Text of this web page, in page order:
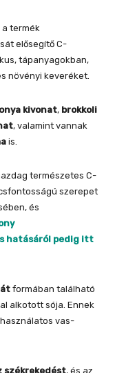
termék
elősegítő C-
tápanyagokban,
növényi keveréket.
kivonat, brokkoli
, valamint vannak
is.
természetes C-
szerepet
és
hatásáról pedig itt
formában található
alkotott sója. Ennek
vas-
székrekedést, és az